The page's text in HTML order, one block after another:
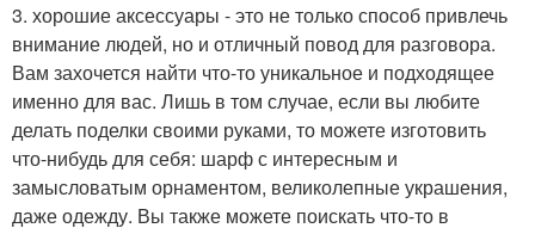
3. хорошие аксессуары - это не только способ привлечь
внимание людей, но и отличный повод для разговора.
Вам захочется найти что-то уникальное и подходящее
именно для вас. Лишь в том случае, если вы любите
делать поделки своими руками, то можете изготовить
что-нибудь для себя: шарф с интересным и
замысловатым орнаментом, великолепные украшения,
даже одежду. Вы также можете поискать что-то в